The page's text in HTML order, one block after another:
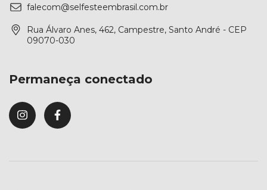
falecom@selfesteembrasil.com.br
Rua Álvaro Anes, 462, Campestre, Santo André - CEP
09070-030
Permaneça conectado